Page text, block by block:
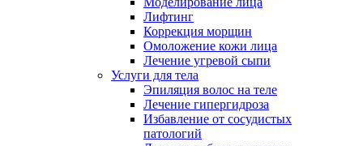
Лифтинг
Коррекция морщин
Омоложение кожи лица
Лечение угревой сыпи
Услуги для тела
Эпиляция волос на теле
Лечение гипергидроза
Избавление от сосудистых
патологий